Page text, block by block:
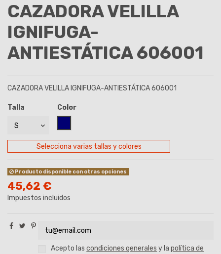
CAZADORA VELILLA
IGNIFUGA-
ANTIESTÁTICA 606001
CAZADORA VELILLA IGNIFUGA-ANTIESTÁTICA 606001
Talla
Color
Selecciona varias tallas y colores
Producto disponible con otras opciones
45,62 €
Impuestos incluidos
Acepto lascondiciones generales y lapolítica de